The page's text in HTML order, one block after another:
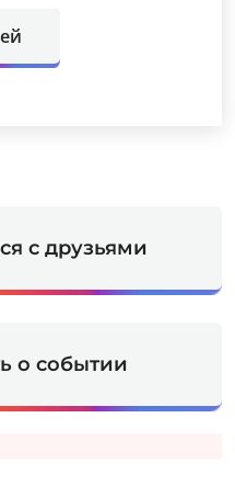
с друзьями
о событии